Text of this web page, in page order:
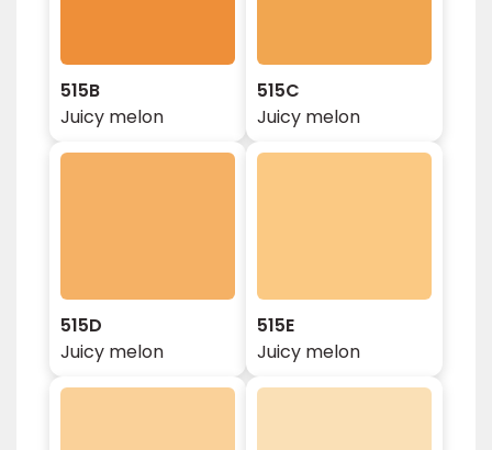
515B
Juicy melon
515C
Juicy melon
515D
Juicy melon
515E
Juicy melon